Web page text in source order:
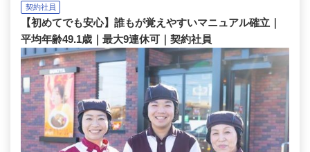
契約社員
【初めてでも安心】誰もが覚えやすいマニュアル確立｜
平均年齢49.1歳｜最大9連休可｜契約社員